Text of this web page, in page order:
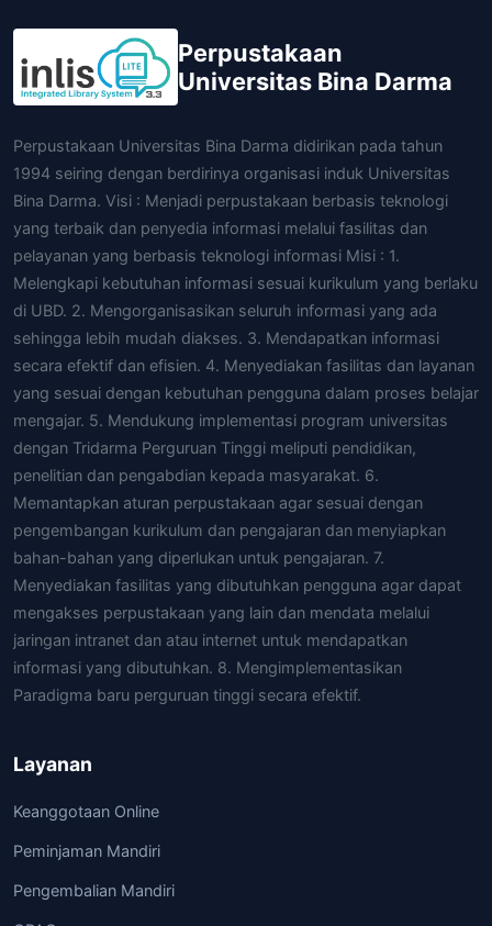
Perpustakaan
Universitas Bina Darma
Perpustakaan Universitas Bina Darma didirikan pada tahun
1994 seiring dengan berdirinya organisasi induk Universitas
Bina Darma. Visi : Menjadi perpustakaan berbasis teknologi
yang terbaik dan penyedia informasi melalui fasilitas dan
pelayanan yang berbasis teknologi informasi Misi : 1.
Melengkapi kebutuhan informasi sesuai kurikulum yang berlaku
di UBD. 2. Mengorganisasikan seluruh informasi yang ada
sehingga lebih mudah diakses. 3. Mendapatkan informasi
secara efektif dan efisien. 4. Menyediakan fasilitas dan layanan
yang sesuai dengan kebutuhan pengguna dalam proses belajar
mengajar. 5. Mendukung implementasi program universitas
dengan Tridarma Perguruan Tinggi meliputi pendidikan,
penelitian dan pengabdian kepada masyarakat. 6.
Memantapkan aturan perpustakaan agar sesuai dengan
pengembangan kurikulum dan pengajaran dan menyiapkan
bahan-bahan yang diperlukan untuk pengajaran. 7.
Menyediakan fasilitas yang dibutuhkan pengguna agar dapat
mengakses perpustakaan yang lain dan mendata melalui
jaringan intranet dan atau internet untuk mendapatkan
informasi yang dibutuhkan. 8. Mengimplementasikan
Paradigma baru perguruan tinggi secara efektif.
Layanan
Keanggotaan Online
Peminjaman Mandiri
Pengembalian Mandiri